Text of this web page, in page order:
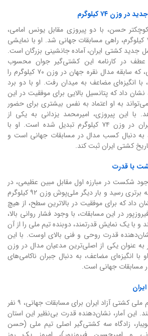
وزن ۷۴ کیلوگرم
کوچکتر حسن، با دو پیروزی مقابل یونس امامی،
برای اولین بار در وزن ۷۴ کیلوگرم، راهی مسابقات جهانی شد. او با نمایشی
جدید کشتی ایران، آماده جانشینی بزرگان است.
عطف در کارنامه این کشتی‌گیر جوان محسوب
می‌شود. امیرمحمد یزدانی، که سابقه مدال نقره جهان در وزن ۷۰ کیلوگرم را
انگیزه‌ای مضاعف به میدان رفت. او با دو برد
داد که پتانسیل بالایی برای موفقیت در این
به او اعتماد به نفس بیشتری برای حضور
با این پیروزی، امیرمحمد یزدانی به یکی از
امیدهای اصلی کشتی ایران در وزن ۷۴ کیلوگرم تبدیل شده است. او با
به دنبال کسب مدال در مسابقات جهانی است و
کشتی ایران ثبت کند.
با قدرت
شکست در مبارزه اول مقابل مبین عظیمی، در
کشتی دوم با نتیجه ۲-۱ به برتری رسید و بار دیگر ملی‌پوش وزن ۹۲ کیلوگرم
داد که برای موفقیت در بالاترین سطح، از هیچ
در این مسابقات، با وجود فشار روانی بالا،
و با یک نمایش قدرتمند، دوبنده تیم ملی را از آن
قدرت روحی و فنی بالای اوست. با این
به عنوان یکی از اصلی‌ترین مدعیان مدال در وزن
با انگیزه‌ای مضاعف، به دنبال جبران ناکامی‌های
مسابقات جهانی است.
از ۱۰ کشتی‌گیر منتخب تیم ملی کشتی آزاد ایران برای مسابقات جهانی، ۹ نفر
این آمار، نشان‌دهنده قدرت بی‌نظیر این استان
زادگاه سه کشتی‌گیر اصلی تیم ملی (حسن